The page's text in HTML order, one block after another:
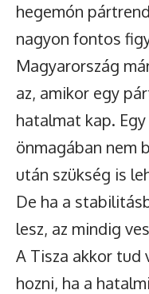
hegemón
nagyon fontos
Magyarország
az, amikor egy
hatalmat kap.
önmagában nem
után szükség is
De ha a
lesz, az mindig
A Tisza akkor tud
hozni, ha a